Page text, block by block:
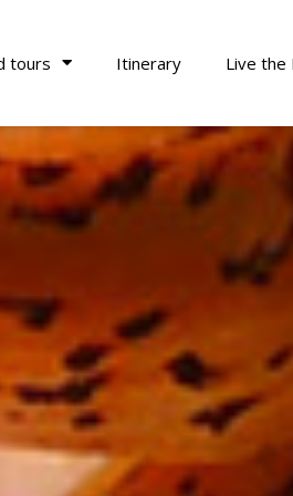
tours Itinerary Live the